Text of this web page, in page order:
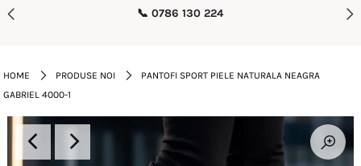
🚚 Transport Gratuit Peste 500 lei
HOME PRODUSE NOI
PANTOFI SPORT PIELE NATURALA NEAGRA
GABRIEL 4000-1
Mega Oferte
Barbati
Rieker